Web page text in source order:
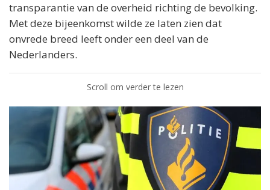
transparantie van de overheid richting de bevolking.
Met deze bijeenkomst wilde ze laten zien dat
onvrede breed leeft onder een deel van de
Nederlanders.
Scroll om verder te lezen